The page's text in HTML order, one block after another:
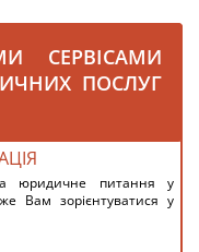
СЕРВІСАМИ
ПОСЛУГ
юридичне питання у
Вам зорієнтуватися у